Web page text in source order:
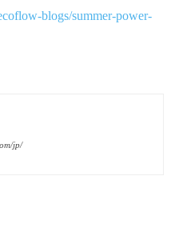
blogs/summer-power-
jp/